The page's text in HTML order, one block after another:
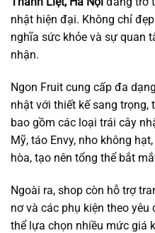
nhật hiện đại. Không chỉ
nghĩa sức khỏe và sự quan
nhận.
Ngon Fruit cung cấp đa
nhật với thiết kế sang trọng,
bao gồm các loại trái cây
Mỹ, táo Envy, nho không
hòa, tạo nên tổng thể bắt
Ngoài ra, shop còn hỗ trợ
nơ và các phụ kiện theo
thể lựa chọn nhiều mức giá